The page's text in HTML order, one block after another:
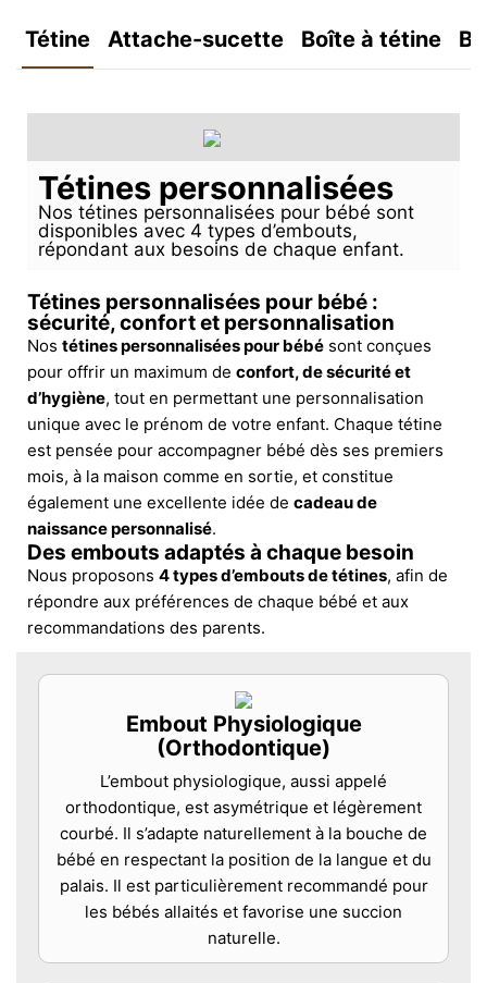
Tétine Attache-sucette Boîte à tétine
Tétines personnalisées
Nos tétines personnalisées pour bébé sont
disponibles avec 4 types d’embouts,
répondant aux besoins de chaque enfant.
Tétines personnalisées pour bébé :
sécurité, confort et personnalisation
Nos tétines personnalisées pour bébé sont conçues
pour offrir un maximum de confort, de sécurité et
d’hygiène, tout en permettant une personnalisation
unique avec le prénom de votre enfant. Chaque tétine
est pensée pour accompagner bébé dès ses premiers
mois, à la maison comme en sortie, et constitue
également une excellente idée de cadeau de
naissance personnalisé.
Des embouts adaptés à chaque besoin
Nous proposons 4 types d’embouts de tétines, afin de
répondre aux préférences de chaque bébé et aux
recommandations des parents.
Embout Physiologique
(Orthodontique)
L’embout physiologique, aussi appelé
orthodontique, est asymétrique et légèrement
courbé. Il s’adapte naturellement à la bouche de
bébé en respectant la position de la langue et du
palais. Il est particulièrement recommandé pour
les bébés allaités et favorise une succion
naturelle.